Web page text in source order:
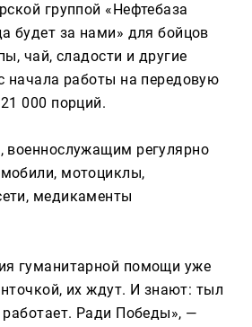
группой «Нефтебаза
будет за нами» для бойцов
чай, сладости и другие
начала работы на передовую
000 порций.
военнослужащим регулярно
мотоциклы,
медикаменты
гуманитарной помощи уже
их ждут. И знают: тыл
Ради Победы», —